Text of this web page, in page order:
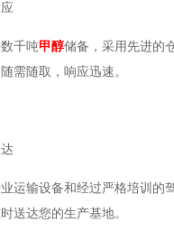
千吨甲醇储备，采用先进的
需随取，响应迅速。
运输设备和经过严格培训
送达您的生产基地。